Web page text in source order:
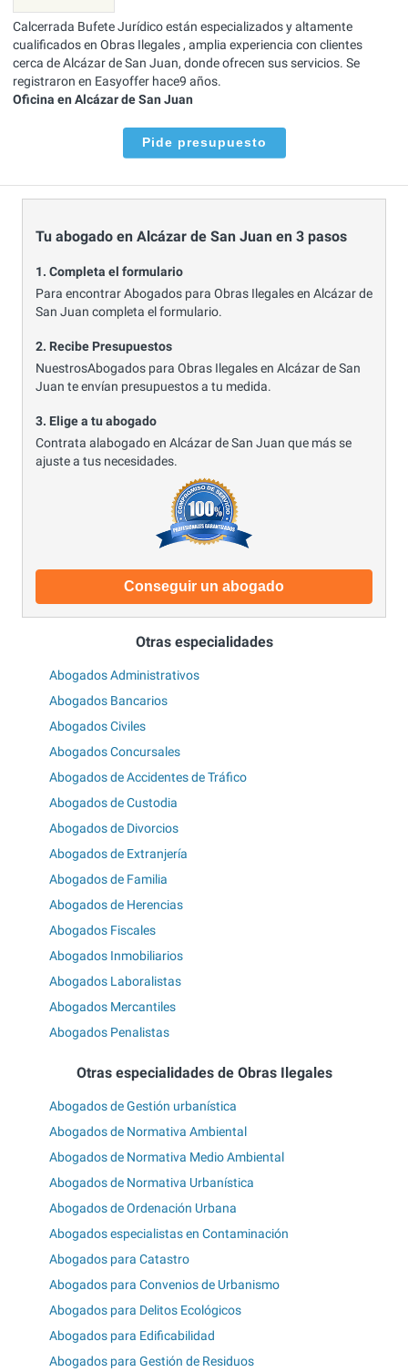
Calcerrada Bufete Jurídico están especializados y altamente
cualificados en Obras Ilegales , amplia experiencia con clientes
cerca de Alcázar de San Juan, donde ofrecen sus servicios. Se
registraron en Easyoffer hace9 años.
Oficina en Alcázar de San Juan
Pide presupuesto
Tu abogado en Alcázar de San Juan en 3 pasos
1. Completa el formulario
Para encontrar Abogados para Obras Ilegales en Alcázar de
San Juan completa el formulario.
2. Recibe Presupuestos
NuestrosAbogados para Obras Ilegales en Alcázar de San
Juan te envían presupuestos a tu medida.
3. Elige a tu abogado
Contrata alabogado en Alcázar de San Juan que más se
ajuste a tus necesidades.
Conseguir un abogado
Otras especialidades
Abogados Administrativos
Abogados Bancarios
Abogados Civiles
Abogados Concursales
Abogados de Accidentes de Tráfico
Abogados de Custodia
Abogados de Divorcios
Abogados de Extranjería
Abogados de Familia
Abogados de Herencias
Abogados Fiscales
Abogados Inmobiliarios
Abogados Laboralistas
Abogados Mercantiles
Abogados Penalistas
Otras especialidades de Obras Ilegales
Abogados de Gestión urbanística
Abogados de Normativa Ambiental
Abogados de Normativa Medio Ambiental
Abogados de Normativa Urbanística
Abogados de Ordenación Urbana
Abogados especialistas en Contaminación
Abogados para Catastro
Abogados para Convenios de Urbanismo
Abogados para Delitos Ecológicos
Abogados para Edificabilidad
Abogados para Gestión de Residuos